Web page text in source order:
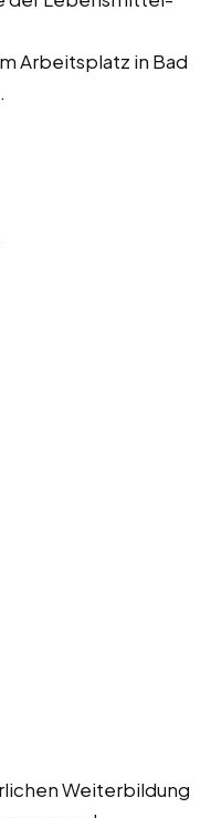
Arbeitsplatz in Bad
Weiterbildung